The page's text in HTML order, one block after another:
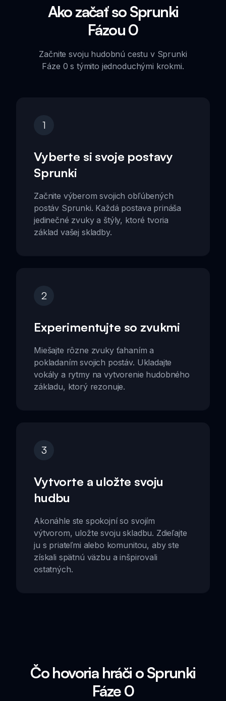
Ako začať so Sprunki
Fázou 0
Začnite svoju hudobnú cestu v Sprunki
Fáze 0 s týmito jednoduchými krokmi.
1
Vyberte si svoje postavy
Sprunki
Začnite výberom svojich obľúbených
postáv Sprunki. Každá postava prináša
jedinečné zvuky a štýly, ktoré tvoria
základ vašej skladby.
2
Experimentujte so zvukmi
Miešajte rôzne zvuky ťahaním a
pokladaním svojich postáv. Ukladajte
vokály a rytmy na vytvorenie hudobného
základu, ktorý rezonuje.
3
Vytvorte a uložte svoju
hudbu
Akonáhle ste spokojní so svojím
výtvorom, uložte svoju skladbu. Zdieľajte
ju s priateľmi alebo komunitou, aby ste
získali spätnú väzbu a inšpirovali
ostatných.
Čo hovoria hráči o Sprunki
Fáze 0